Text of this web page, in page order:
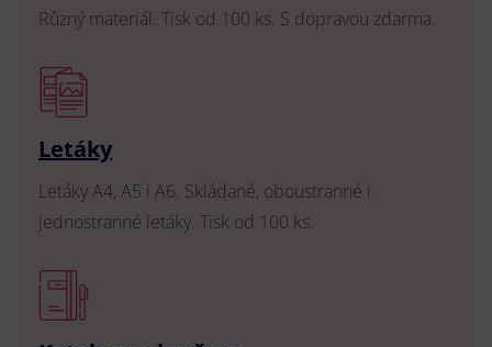
Různý materiál. Tisk od 100 ks. S dopravou zdarma.
Letáky
Letáky A4, A5 i A6. Skládané, oboustranné i
jednostranné letáky. Tisk od 100 ks.